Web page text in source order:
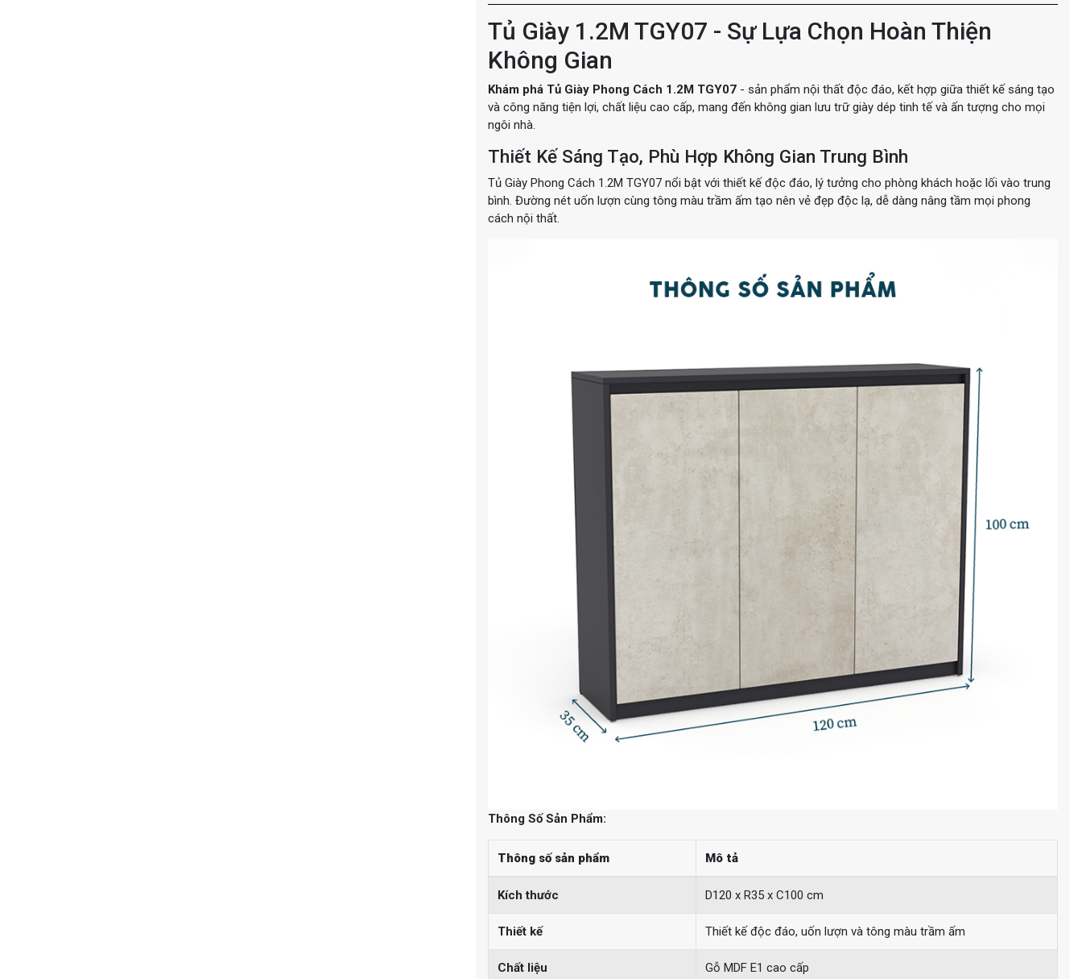
Tủ Giày 1.2M TGY07 - Sự Lựa Chọn Hoàn Thiện
Không Gian
Khám phá Tủ Giày Phong Cách 1.2M TGY07- sản phẩm nội thất độc đáo, kết hợp giữa thiết kế sáng tạo
và công năng tiện lợi, chất liệu cao cấp, mang đến không gian lưu trữ giày dép tinh tế và ấn tượng cho mọi
ngôi nhà.
Thiết Kế Sáng Tạo, Phù Hợp Không Gian Trung Bình
Tủ Giày Phong Cách 1.2M TGY07 nổi bật với thiết kế độc đáo, lý tưởng cho phòng khách hoặc lối vào trung
bình. Đường nét uốn lượn cùng tông màu trầm ấm tạo nên vẻ đẹp độc lạ, dễ dàng nâng tầm mọi phong
cách nội thất.
Thông Số Sản Phẩm:
Thông số sản phẩm Mô tả
Kích thước D120 x R35 x C100 cm
Thiết kế Thiết kế độc đáo, uốn lượn và tông màu trầm ấm
Chất liệu Gỗ MDF E1 cao cấp